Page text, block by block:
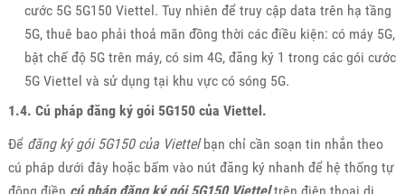
cước 5G 5G150 Viettel. Tuy nhiên để truy cập data trên hạ tầng
5G, thuê bao phải thoả mãn đồng thời các điều kiện: có máy 5G,
bật chế độ 5G trên máy, có sim 4G, đăng ký 1 trong các gói cước
5G Viettel và sử dụng tại khu vực có sóng 5G.
1.4. Cú pháp đăng ký gói 5G150 của Viettel.
Để đăng ký gói 5G150 của Viettelbạn chỉ cần soạn tin nhắn theo
cú pháp dưới đây hoặc bấm vào nút đăng ký nhanh để hệ thống tự
động điền cú pháp đăng ký gói 5G150 Vietteltrên điện thoại di